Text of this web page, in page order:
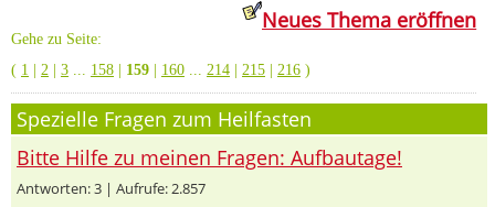
Neues Thema eröffnen
Gehe zu Seite:
( 1 2 3 158 159 160 214 215 216 )
Spezielle Fragen zum Heilfasten
Bitte Hilfe zu meinen Fragen: Aufbautage!
Antworten: 3 | Aufrufe: 2.857